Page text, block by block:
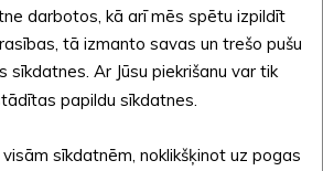
klašu izlaidums Alūksnes Kultūras
uz izlaidumiem aicina arī
Grāvīša Liepnas Pamatskola:
darbotos, kā arī mēs spētu izpildīt
tā izmanto savas un trešo pušu
sīkdatnes. Ar Jūsu piekrišanu var tik
papildu sīkdatnes.
sīkdatnēm, noklikšķinot uz pogas